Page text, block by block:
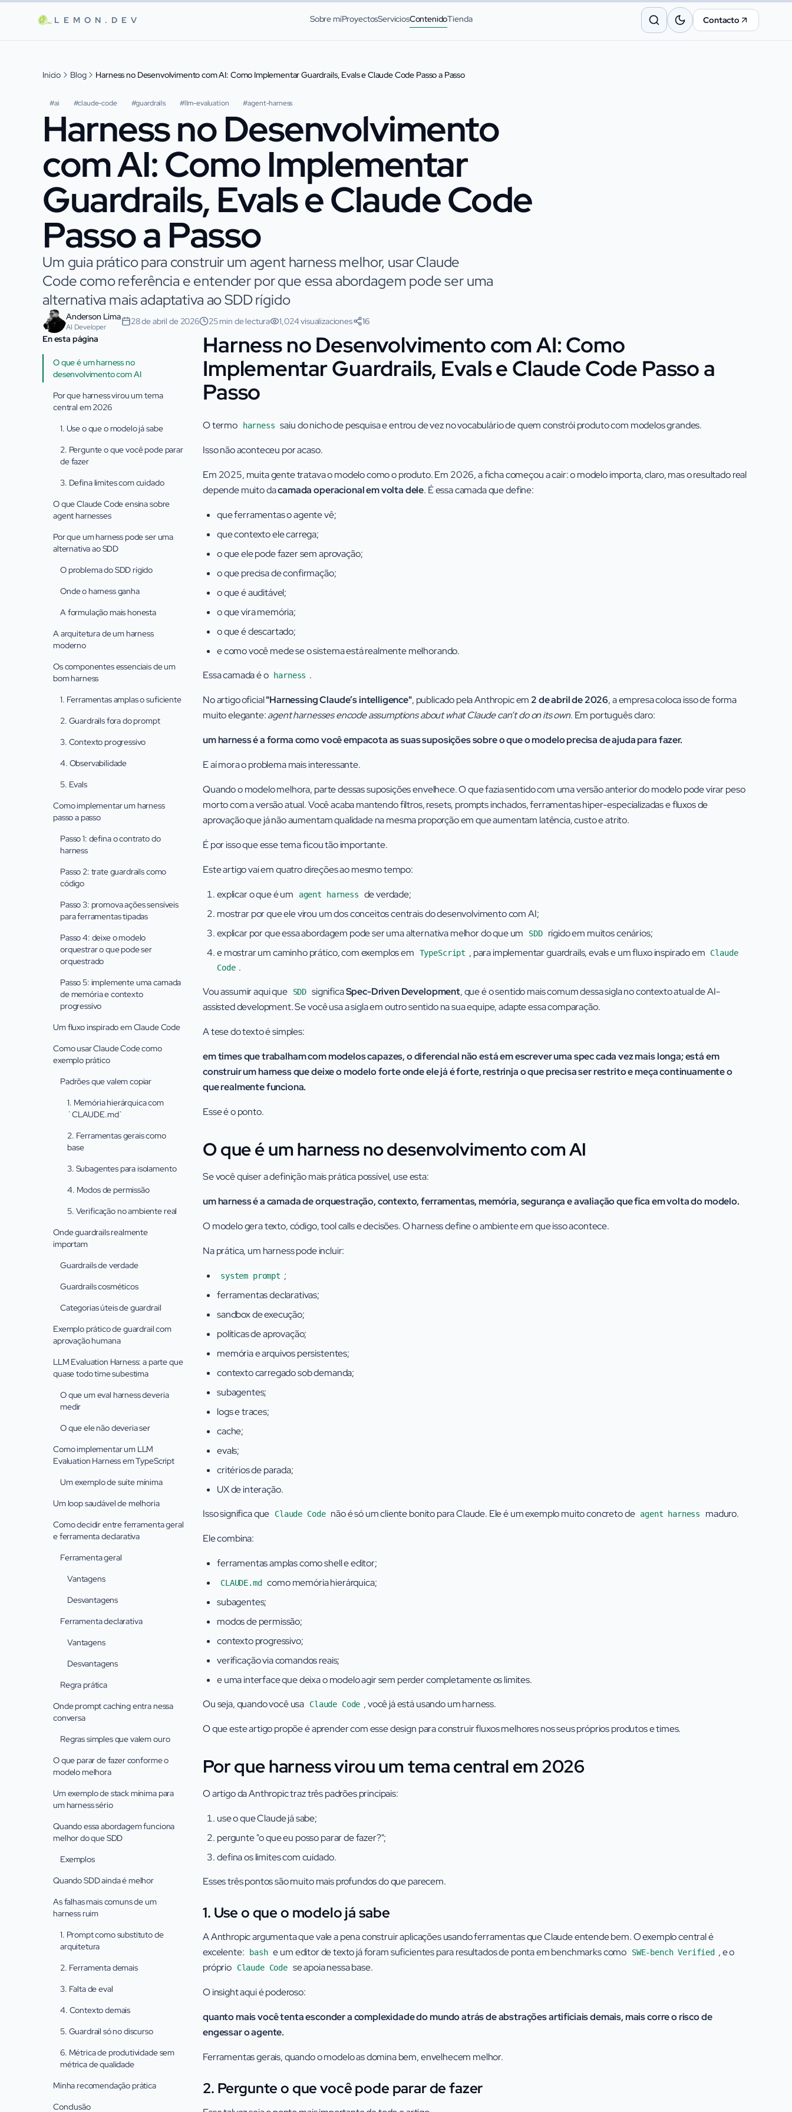
LEMON.DEV Sobre míProyectosServiciosContenidoTienda Contacto
Inicio Blog Harness no Desenvolvimento com AI: Como Implementar Guardrails, Evals e Claude Code Passo a Passo
#ai #claude-code #guardrails #llm-evaluation #agent-harness
Harness no Desenvolvimento
com AI: Como Implementar
Guardrails, Evals e Claude Code
Passo a Passo
Um guia prático para construir um agent harness melhor, usar Claude
Code como referência e entender por que essa abordagem pode ser uma
alternativa mais adaptativa ao SDD rígido
Anderson Lima
AI Developer
28 de abril de 2026 25 min de lectura 1,024 visualizaciones
16
En esta página
O que é um harness no
desenvolvimento com AI
Por que harness virou um tema
central em 2026
1. Use o que o modelo já sabe
2. Pergunte o que você pode parar
de fazer
3. Defina limites com cuidado
O que Claude Code ensina sobre
agent harnesses
Por que um harness pode ser uma
alternativa ao SDD
O problema do SDD rígido
Onde o harness ganha
A formulação mais honesta
A arquitetura de um harness
moderno
Os componentes essenciais de um
bom harness
1. Ferramentas amplas o suficiente
2. Guardrails fora do prompt
3. Contexto progressivo
4. Observabilidade
5. Evals
Como implementar um harness
passo a passo
Passo 1: defina o contrato do
harness
Passo 2: trate guardrails como
código
Passo 3: promova ações sensíveis
para ferramentas tipadas
Passo 4: deixe o modelo
orquestrar o que pode ser
orquestrado
Passo 5: implemente uma camada
de memória e contexto
progressivo
Um fluxo inspirado em Claude Code
Como usar Claude Code como
exemplo prático
Padrões que valem copiar
1. Memória hierárquica com
`CLAUDE.md`
2. Ferramentas gerais como
base
3. Subagentes para isolamento
4. Modos de permissão
5. Verificação no ambiente real
Onde guardrails realmente
importam
Guardrails de verdade
Guardrails cosméticos
Categorias úteis de guardrail
Exemplo prático de guardrail com
aprovação humana
LLM Evaluation Harness: a parte que
quase todo time subestima
O que um eval harness deveria
medir
O que ele não deveria ser
Como implementar um LLM
Evaluation Harness em TypeScript
Um exemplo de suíte mínima
Um loop saudável de melhoria
Como decidir entre ferramenta geral
e ferramenta declarativa
Ferramenta geral
Vantagens
Desvantagens
Ferramenta declarativa
Vantagens
Desvantagens
Regra prática
Onde prompt caching entra nessa
conversa
Regras simples que valem ouro
O que parar de fazer conforme o
modelo melhora
Um exemplo de stack mínima para
um harness sério
Quando essa abordagem funciona
melhor do que SDD
Exemplos
Quando SDD ainda é melhor
As falhas mais comuns de um
harness ruim
1. Prompt como substituto de
arquitetura
2. Ferramenta demais
3. Falta de eval
4. Contexto demais
5. Guardrail só no discurso
6. Métrica de produtividade sem
métrica de qualidade
Minha recomendação prática
Conclusão
Harness no Desenvolvimento com AI: Como
Implementar Guardrails, Evals e Claude Code Passo a
Passo
O termo harness saiu do nicho de pesquisa e entrou de vez no vocabulário de quem constrói produto com modelos grandes.
Isso não aconteceu por acaso.
Em 2025, muita gente tratava o modelo como o produto. Em 2026, a ficha começou a cair: o modelo importa, claro, mas o resultado real
depende muito dacamada operacional em volta dele. É essa camada que define:
que ferramentas o agente vê;
que contexto ele carrega;
o que ele pode fazer sem aprovação;
o que precisa de confirmação;
o que é auditável;
o que vira memória;
o que é descartado;
e como você mede se o sistema está realmente melhorando.
Essa camada é o
harness .
No artigo oficial"Harnessing Claude’s intelligence", publicado pela Anthropic em 2 de abril de 2026, a empresa coloca isso de forma
muito elegante:agent harnesses encode assumptions about what Claude can’t do on its own. Em português claro:
um harness é a forma como você empacota as suas suposições sobre o que o modelo precisa de ajuda para fazer.
E aí mora o problema mais interessante.
Quando o modelo melhora, parte dessas suposições envelhece. O que fazia sentido com uma versão anterior do modelo pode virar peso
morto com a versão atual. Você acaba mantendo filtros, resets, prompts inchados, ferramentas hiper-especializadas e fluxos de
aprovação que já não aumentam qualidade na mesma proporção em que aumentam latência, custo e atrito.
É por isso que esse tema ficou tão importante.
Este artigo vai em quatro direções ao mesmo tempo:
explicar o que é um
agent harness
de verdade;
mostrar por que ele virou um dos conceitos centrais do desenvolvimento com AI;
explicar por que essa abordagem pode ser uma alternativa melhor do que um
SDD
rígido em muitos cenários;
e mostrar um caminho prático, com exemplos em
TypeScript , para implementar guardrails, evals e um fluxo inspirado em
Claude
Code .
Vou assumir aqui que
SDD significaSpec-Driven Development, que é o sentido mais comum dessa sigla no contexto atual de AI-
assisted development. Se você usa a sigla em outro sentido na sua equipe, adapte essa comparação.
A tese do texto é simples:
em times que trabalham com modelos capazes, o diferencial não está em escrever uma spec cada vez mais longa; está em
construir um harness que deixe o modelo forte onde ele já é forte, restrinja o que precisa ser restrito e meça continuamente o
que realmente funciona.
Esse é o ponto.
O que é um harness no desenvolvimento com AI
Se você quiser a definição mais prática possível, use esta:
um harness é a camada de orquestração, contexto, ferramentas, memória, segurança e avaliação que fica em volta do modelo.
O modelo gera texto, código, tool calls e decisões. O harness define o ambiente em que isso acontece.
Na prática, um harness pode incluir:
system prompt ;
ferramentas declarativas;
sandbox de execução;
políticas de aprovação;
memória e arquivos persistentes;
contexto carregado sob demanda;
subagentes;
logs e traces;
cache;
evals;
critérios de parada;
UX de interação.
Isso significa que
Claude Code não é só um cliente bonito para Claude. Ele é um exemplo muito concreto de agent harness
maduro.
Ele combina:
ferramentas amplas como shell e editor;
CLAUDE.md
como memória hierárquica;
subagentes;
modos de permissão;
contexto progressivo;
verificação via comandos reais;
e uma interface que deixa o modelo agir sem perder completamente os limites.
Ou seja, quando você usa
Claude Code , você já está usando um harness.
O que este artigo propõe é aprender com esse design para construir fluxos melhores nos seus próprios produtos e times.
Por que harness virou um tema central em 2026
O artigo da Anthropic traz três padrões principais:
use o que Claude já sabe;
pergunte "o que eu posso parar de fazer?";
defina os limites com cuidado.
Esses três pontos são muito mais profundos do que parecem.
1. Use o que o modelo já sabe
A Anthropic argumenta que vale a pena construir aplicações usando ferramentas que Claude entende bem. O exemplo central é
excelente:
bash e um editor de texto já foram suficientes para resultados de ponta em benchmarks como SWE-bench Verified , e o
próprio
Claude Code se apoia nessa base.
O insight aqui é poderoso:
quanto mais você tenta esconder a complexidade do mundo atrás de abstrações artificiais demais, mais corre o risco de
engessar o agente.
Ferramentas gerais, quando o modelo as domina bem, envelhecem melhor.
2. Pergunte o que você pode parar de fazer